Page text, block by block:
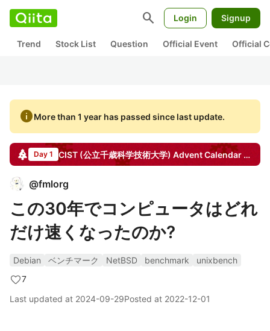
search Login Signup
Trend Stock List Question Official Event Official
infoMore than 1 year has passed since last update.
Day 1 CIST (公立千歳科学技術大学) Advent Calendar 2022
@fmlorg
この30年でコンピュータはどれ
だけ速くなったのか?
Debian ベンチマーク NetBSD benchmark
unixbench
7
Last updated at 2024-09-29Posted at 2022-12-01